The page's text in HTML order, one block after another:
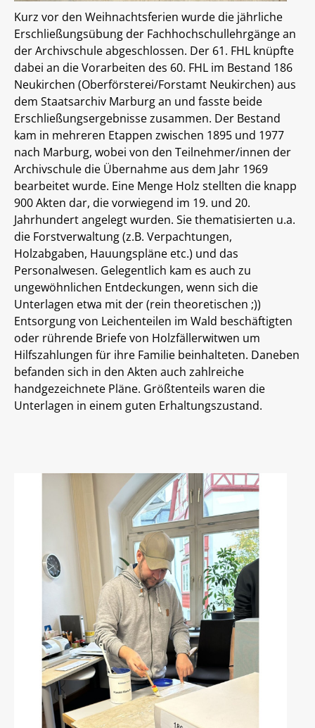
Kurz vor den Weihnachtsferien wurde die jährliche
Erschließungsübung der Fachhochschullehrgänge an
der Archivschule abgeschlossen. Der 61. FHL knüpfte
dabei an die Vorarbeiten des 60. FHL im Bestand 186
Neukirchen (Oberförsterei/Forstamt Neukirchen) aus
dem Staatsarchiv Marburg an und fasste beide
Erschließungsergebnisse zusammen. Der Bestand
kam in mehreren Etappen zwischen 1895 und 1977
nach Marburg, wobei von den Teilnehmer/innen der
Archivschule die Übernahme aus dem Jahr 1969
bearbeitet wurde. Eine Menge Holz stellten die knapp
900 Akten dar, die vorwiegend im 19. und 20.
Jahrhundert angelegt wurden. Sie thematisierten u.a.
die Forstverwaltung (z.B. Verpachtungen,
Holzabgaben, Hauungspläne etc.) und das
Personalwesen. Gelegentlich kam es auch zu
ungewöhnlichen Entdeckungen, wenn sich die
Unterlagen etwa mit der (rein theoretischen ;))
Entsorgung von Leichenteilen im Wald beschäftigten
oder rührende Briefe von Holzfällerwitwen um
Hilfszahlungen für ihre Familie beinhalteten. Daneben
befanden sich in den Akten auch zahlreiche
handgezeichnete Pläne. Größtenteils waren die
Unterlagen in einem guten Erhaltungszustand.